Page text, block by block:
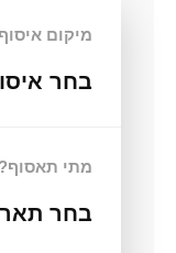
מיקום איסוף
בחר
מתי תאסוף?
בחר